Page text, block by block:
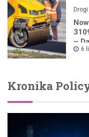
–
6
Kronika